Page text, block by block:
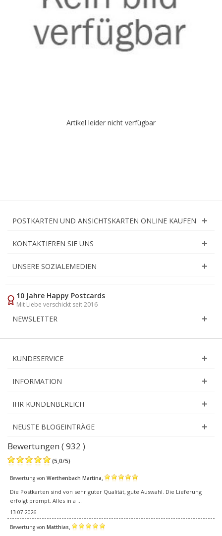
Artikel leider nicht verfügbar
POSTKARTEN UND ANSICHTSKARTEN ONLINE KAUFEN
KONTAKTIEREN SIE UNS
UNSERE SOZIALEMEDIEN
10 Jahre Happy Postcards
Mit Liebe verschickt seit 2016
NEWSLETTER
KUNDESERVICE
INFORMATION
IHR KUNDENBEREICH
NEUSTE BLOGEINTRÄGE
Bewertungen ( 932 )
(5,0/5)
Bewertung von Werthenbach Martina,
Die Postkarten sind von sehr guter Qualität, gute Auswahl. Die Lieferung
erfolgt prompt. Alles in a ...
13-07-2026
Bewertung von Matthias,